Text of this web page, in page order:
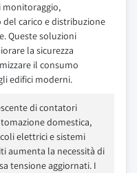
carico e distribuzione
Queste soluzioni
la sicurezza
il consumo
edifici moderni.
di contatori
domestica,
elettrici e sistemi
aumenta la necessità di
tensione aggiornati. I